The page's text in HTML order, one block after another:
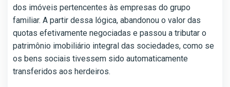
dos imóveis pertencentes às empresas do grupo
familiar. A partir dessa lógica, abandonou o valor das
quotas efetivamente negociadas e passou a tributar o
patrimônio imobiliário integral das sociedades, como se
os bens sociais tivessem sido automaticamente
transferidos aos herdeiros.